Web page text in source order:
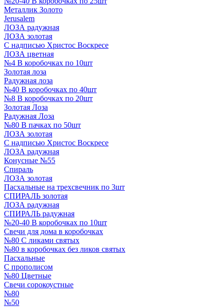
Металлик Золото
Jerusalem
ЛОЗА радужная
ЛОЗА золотая
С надписью Христос Воскресе
ЛОЗА цветная
№4 В коробочках по 10шт
Золотая лоза
Радужная лоза
№40 В коробочках по 40шт
№8 В коробочках по 20шт
Золотая Лоза
Радужная Лоза
№80 В пачках по 50шт
ЛОЗА золотая
С надписью Христос Воскресе
ЛОЗА радужная
Конусные №55
Спираль
ЛОЗА золотая
Пасхальные на трехсвечник по 3шт
СПИРАЛЬ золотая
ЛОЗА радужная
СПИРАЛЬ радужная
№20-40 В коробочках по 10шт
Свечи для дома в коробочках
№80 С ликами святых
№80 в коробочках без ликов святых
Пасхальные
С прополисом
№80 Цветные
Свечи сорокоустные
№80
№50